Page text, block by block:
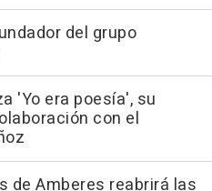
del grupo
'Yo era poesía', su
con el
de Amberes reabrirá las